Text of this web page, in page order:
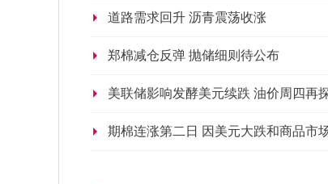
道路需求回升 沥青震荡收涨
郑棉减仓反弹 抛储细则待公布
美联储影响发酵美元续跌 油价周四再
期棉连涨第二日 因美元大跌和商品市